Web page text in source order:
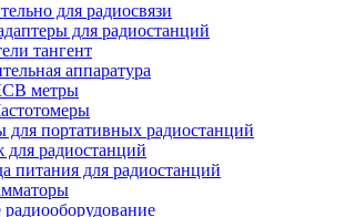
для радиосвязи
для радиостанций
тангент
аппаратура
метры
для портативных радиостанций
для радиостанций
питания для радиостанций